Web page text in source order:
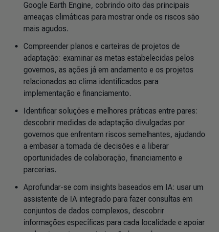
Google Earth Engine, cobrindo oito das principais
ameaças climáticas para mostrar onde os riscos são
mais agudos.
Compreender planos e carteiras de projetos de
adaptação: examinar as metas estabelecidas pelos
governos, as ações já em andamento e os projetos
relacionados ao clima identificados para
implementação e financiamento.
Identificar soluções e melhores práticas entre pares:
descobrir medidas de adaptação divulgadas por
governos que enfrentam riscos semelhantes, ajudando
a embasar a tomada de decisões e a liberar
oportunidades de colaboração, financiamento e
parcerias.
Aprofundar-se com insights baseados em IA: usar um
assistente de IA integrado para fazer consultas em
conjuntos de dados complexos, descobrir
informações específicas para cada localidade e apoiar